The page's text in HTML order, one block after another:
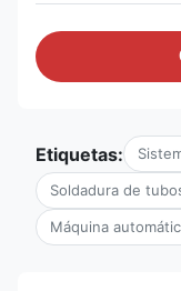
Etiquetas:
Soldadura de
Máquina